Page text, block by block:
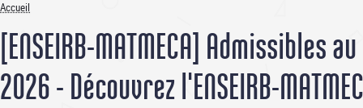
Fil
d'Ariane
Accueil
[ENSEIRB-MATMECA] Admissibles au
2026 - Découvrez l'ENSEIRB-